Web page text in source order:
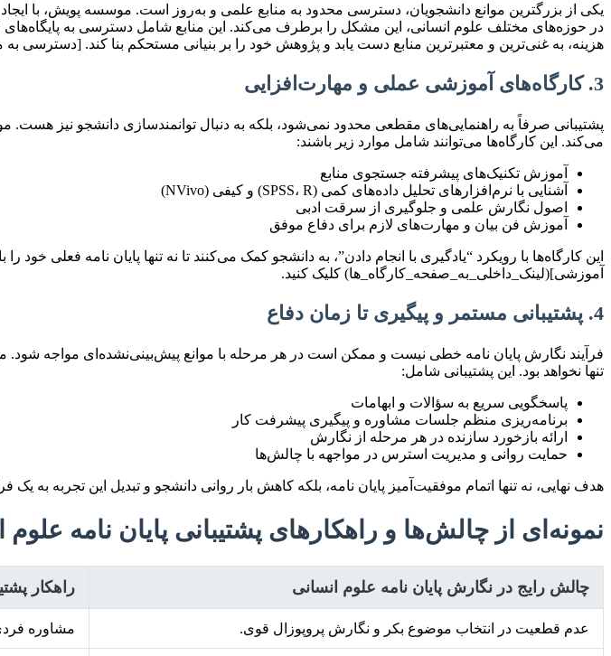
یکی از بزرگترین موانع دانشجویان، دسترسی محدود به منابع علمی و به‌روز است. موسسه پویش، با
در حوزه‌های مختلف علوم انسانی، این مشکل را برطرف می‌کند. این منابع شامل دسترسی به پایگاه‌های
هزینه، به غنی‌ترین و معتبرترین منابع دست یابد و پژوهش خود را بر بنیانی مستحکم بنا کند. [دسترسی
3. کارگاه‌های آموزشی عملی و مهارت‌افزایی
پشتیبانی صرفاً به راهنمایی‌های مقطعی محدود نمی‌شود، بلکه به دنبال توانمندسازی دانشجو نیز
می‌کند. این کارگاه‌ها می‌توانند شامل موارد زیر باشند:
آموزش تکنیک‌های پیشرفته جستجوی منابع
آشنایی با نرم‌افزارهای تحلیل داده‌های کمی (SPSS، R) و کیفی (NVivo)
اصول نگارش علمی و جلوگیری از سرقت ادبی
آموزش فن بیان و مهارت‌های لازم برای دفاع موفق
این کارگاه‌ها با رویکرد “یادگیری با انجام دادن”، به دانشجو کمک می‌کنند تا نه تنها پایان نامه فعلی
آموزشی](لینک_داخلی_به_صفحه_کارگاه_ها) کلیک کنید.
4. پشتیبانی مستمر و پیگیری تا زمان دفاع
فرآیند نگارش پایان نامه خطی نیست و ممکن است در هر مرحله با موانع پیش‌بینی‌نشده‌ای مواجه
تنها نخواهد بود. این پشتیبانی شامل:
پاسخگویی سریع به سؤالات و ابهامات
برنامه‌ریزی منظم جلسات مشاوره و پیگیری پیشرفت کار
ارائه بازخورد سازنده در هر مرحله از نگارش
حمایت روانی و مدیریت استرس در مواجهه با چالش‌ها
هدف نهایی، نه تنها اتمام موفقیت‌آمیز پایان نامه، بلکه کاهش بار روانی دانشجو و تبدیل این تجربه
نمونه‌ای از چالش‌ها و راهکارهای پشتیبانی پایان نامه علوم
چالش رایج در نگارش پایان نامه علوم انسانی راهکار
عدم قطعیت در انتخاب موضوع بکر و نگارش پروپوزال قوی. مشاوره